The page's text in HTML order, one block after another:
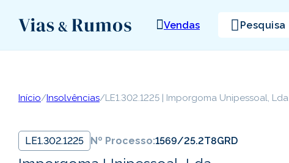
Vendas Pesquisa
Início/Insolvências/LE1.302.1225 | Imporgoma Unipessoal, Lda
LE1.302.1225 Nº Processo:1569/25.2T8GRD